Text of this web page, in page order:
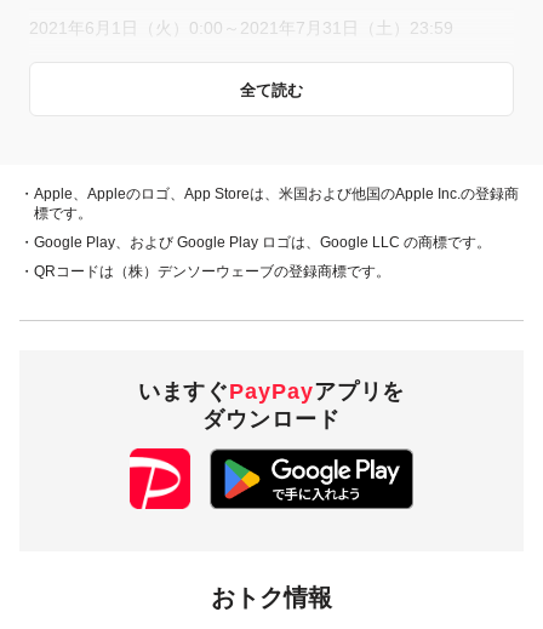
全て読む
2021年6月1日（火）0:00～2021年7月31日（土）23:59
ド、PayPayあと払い（一括のみ）でお支払いをしていただい
た方に対し、下表のとおり後日PayPayボーナスを付与しま
付与上限
2,000円相当／回
山形県上山市内のPayPay加盟店のうち
掲出がある店舗です。事前にアプリの「近くのお店」でもご
・Apple、Appleのロゴ、App Storeは、米国および他国のApple Inc.の登録商
標です。
・Google Play、および Google Play ロゴは、Google LLC の商標です。
・QRコードは（株）デンソーウェーブの登録商標です。
いますぐPayPayアプリを
ダウンロード
おトク情報